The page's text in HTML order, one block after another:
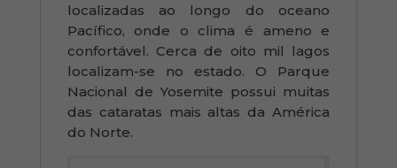
localizadas ao longo do oceano
Pacífico, onde o clima é ameno e
confortável. Cerca de oito mil lagos
localizam-se no estado. O Parque
Nacional de Yosemite possui muitas
das cataratas mais altas da América
do Norte.